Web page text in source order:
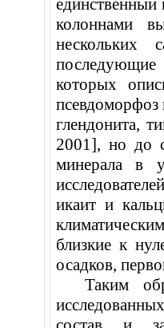
единственный
колоннами
нескольких
которых
псевдоморфоз
глендонита,
2001], но до
минерала в
икаит и
близкие к
осадков,
Таким